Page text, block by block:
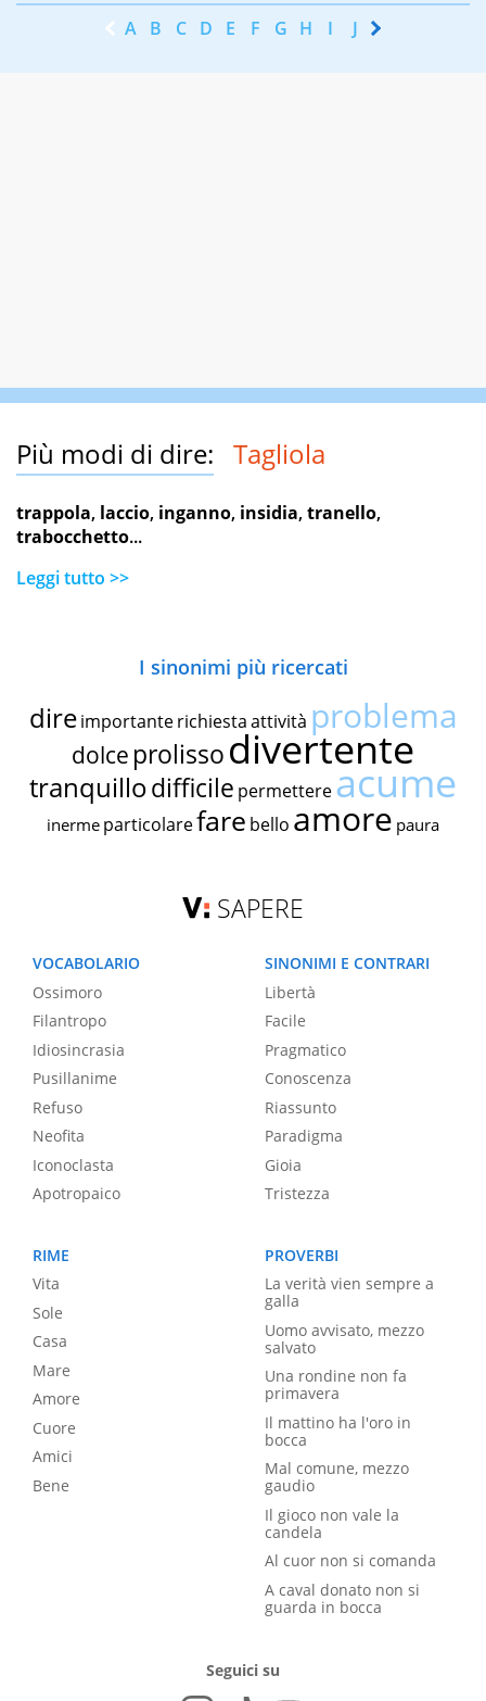
A B C D E F G H I J K
Più modi di dire: Tagliola
trappola, laccio, inganno, insidia,tranello,
trabocchetto...
Leggi tutto >>
I sinonimi più ricercati
dire importante richiestaattività problema
dolce prolissodivertente
tranquillodifficile permettereacume
inerme particolarefare bello amore paura
SAPERE
VOCABOLARIO
Ossimoro
Filantropo
Idiosincrasia
Pusillanime
Refuso
Neofita
Iconoclasta
Apotropaico
SINONIMI E CONTRARI
Libertà
Facile
Pragmatico
Conoscenza
Riassunto
Paradigma
Gioia
Tristezza
RIME
Vita
Sole
Casa
Mare
Amore
Cuore
Amici
Bene
PROVERBI
La verità vien sempre a
galla
Uomo avvisato, mezzo
salvato
Una rondine non fa
primavera
Il mattino ha l'oro in
bocca
Mal comune, mezzo
gaudio
Il gioco non vale la
candela
Al cuor non si comanda
A caval donato non si
guarda in bocca
Seguici su